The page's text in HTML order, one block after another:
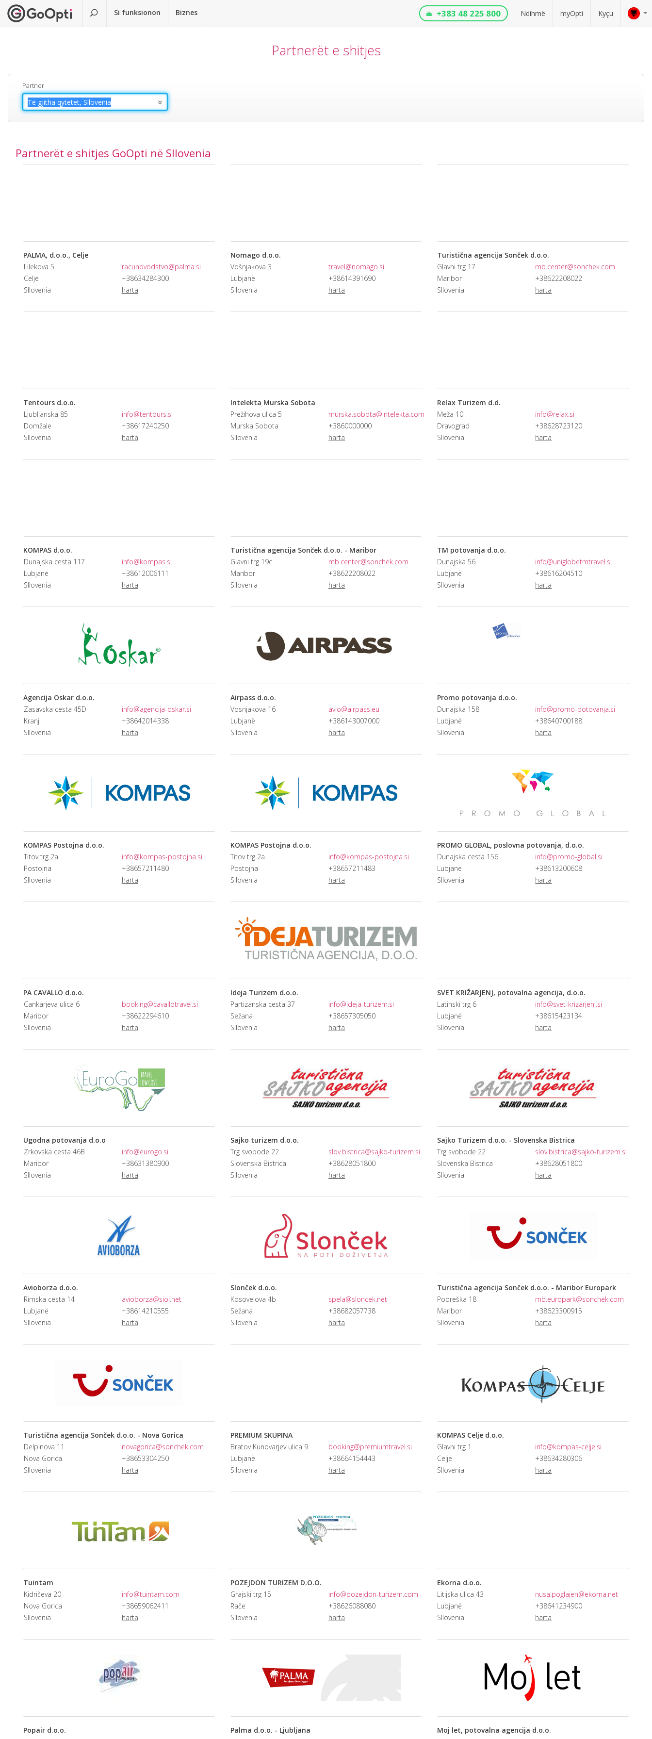
Si funksionon Biznes Ndihmë myOpti Kyçu
+383 48 225 800
Partnerët e shitjes
Partner
Partnerët e shitjes GoOpti në Sllovenia
PALMA, d.o.o., Celje
Lilekova 5
Celje
Sllovenia
racunovodstvo@palma.si
+38634284300
harta
Nomago d.o.o.
Vošnjakova 3
Lubjanë
Sllovenia
travel@nomago.si
+38614391690
harta
Turistična agencija Sonček d.o.o.
Glavni trg 17
Maribor
Sllovenia
mb.center@sonchek.com
+38622208022
harta
Tentours d.o.o.
Ljubljanska 85
Domžale
Sllovenia
info@tentours.si
+38617240250
harta
Intelekta Murska Sobota
Prežihova ulica 5
Murska Sobota
Sllovenia
murska.sobota@intelekta.com
+3860000000
harta
Relax Turizem d.d.
Meža 10
Dravograd
Sllovenia
info@relax.si
+38628723120
harta
KOMPAS d.o.o.
Dunajska cesta 117
Lubjanë
Sllovenia
info@kompas.si
+38612006111
harta
Turistična agencija Sonček d.o.o. - Maribor
Glavni trg 19c
Maribor
Sllovenia
mb.center@sonchek.com
+38622208022
harta
TM potovanja d.o.o.
Dunajska 56
Lubjanë
Sllovenia
info@uniglobetmtravel.si
+38616204510
harta
Agencija Oskar d.o.o.
Zasavska cesta 45D
Kranj
Sllovenia
info@agencija-oskar.si
+38642014338
harta
Airpass d.o.o.
Vosnjakova 16
Lubjanë
Sllovenia
avio@airpass.eu
+386143007000
harta
Promo potovanja d.o.o.
Dunajska 158
Lubjanë
Sllovenia
info@promo-potovanja.si
+38640700188
harta
KOMPAS Postojna d.o.o.
Titov trg 2a
Postojna
Sllovenia
info@kompas-postojna.si
+38657211480
harta
KOMPAS Postojna d.o.o.
Titov trg 2a
Postojna
Sllovenia
info@kompas-postojna.si
+38657211483
harta
PROMO GLOBAL, poslovna potovanja, d.o.o.
Dunajska cesta 156
Lubjanë
Sllovenia
info@promo-global.si
+38613200608
harta
PA CAVALLO d.o.o.
Cankarjeva ulica 6
Maribor
Sllovenia
booking@cavallotravel.si
+38622294610
harta
Ideja Turizem d.o.o.
Partizanska cesta 37
Sežana
Sllovenia
info@ideja-turizem.si
+38657305050
harta
SVET KRIŽARJENJ, potovalna agencija, d.o.o.
Latinski trg 6
Lubjanë
Sllovenia
info@svet-krizarjenj.si
+38615423134
harta
Ugodna potovanja d.o.o
Zrkovska cesta 46B
Maribor
Sllovenia
info@eurogo.si
+38631380900
harta
Sajko turizem d.o.o.
Trg svobode 22
Slovenska Bistrica
Sllovenia
slov.bistrica@sajko-turizem.si
+38628051800
harta
Sajko Turizem d.o.o. - Slovenska Bistrica
Trg svobode 22
Slovenska Bistrica
Sllovenia
slov.bistrica@sajko-turizem.si
+38628051800
harta
Avioborza d.o.o.
Rimska cesta 14
Lubjanë
Sllovenia
avioborza@siol.net
+38614210555
harta
Slonček d.o.o.
Kosovelova 4b
Sežana
Sllovenia
spela@sloncek.net
+38682057738
harta
Turistična agencija Sonček d.o.o. - Maribor Europark
Pobreška 18
Maribor
Sllovenia
mb.europark@sonchek.com
+38623300915
harta
Turistična agencija Sonček d.o.o. - Nova Gorica
Delpinova 11
Nova Gorica
Sllovenia
novagorica@sonchek.com
+38653304250
harta
PREMIUM SKUPINA
Bratov Kunovarjev ulica 9
Lubjanë
Sllovenia
booking@premiumtravel.si
+38664154443
harta
KOMPAS Celje d.o.o.
Glavni trg 1
Celje
Sllovenia
info@kompas-celje.si
+38634280306
harta
Tuintam
Kidričeva 20
Nova Gorica
Sllovenia
info@tuintam.com
+38659062411
harta
POZEJDON TURIZEM D.O.O.
Grajski trg 15
Rače
Sllovenia
info@pozejdon-turizem.com
+38626088080
harta
Ekorna d.o.o.
Litijska ulica 43
Lubjanë
Sllovenia
nusa.poglajen@ekorna.net
+38641234900
harta
Popair d.o.o.
Palma d.o.o. - Ljubljana
Moj let, potovalna agencija d.o.o.